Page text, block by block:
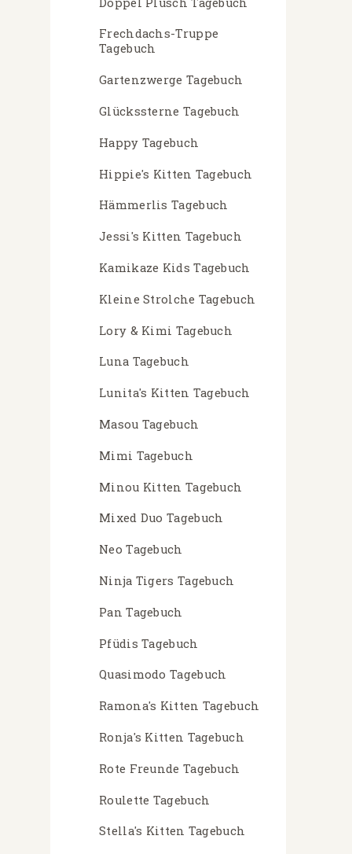
Frechdachs-Truppe
Tagebuch
Gartenzwerge Tagebuch
Glückssterne Tagebuch
Happy Tagebuch
Hippie's Kitten Tagebuch
Hämmerlis Tagebuch
Jessi's Kitten Tagebuch
Kamikaze Kids Tagebuch
Kleine Strolche Tagebuch
Lory & Kimi Tagebuch
Luna Tagebuch
Lunita's Kitten Tagebuch
Masou Tagebuch
Mimi Tagebuch
Minou Kitten Tagebuch
Mixed Duo Tagebuch
Neo Tagebuch
Ninja Tigers Tagebuch
Pan Tagebuch
Pfüdis Tagebuch
Quasimodo Tagebuch
Ramona's Kitten Tagebuch
Ronja's Kitten Tagebuch
Rote Freunde Tagebuch
Roulette Tagebuch
Stella's Kitten Tagebuch